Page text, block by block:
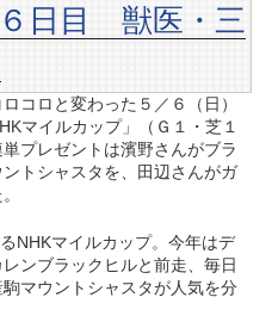
日目 獣医・三
コロと変わった５／６（日）
マイルカップ」（Ｇ１・芝１
プレゼントは濱野さんがブラ
トシャスタを、田辺さんがガ
NHKマイルカップ。今年はデ
ンブラックヒルと前走、毎日
マウントシャスタが人気を分